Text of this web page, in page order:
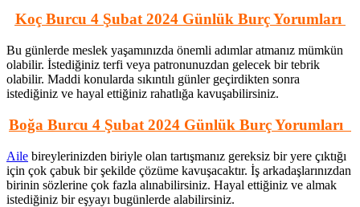
Koç Burcu 4 Şubat 2024 Günlük Burç Yorumları
Bu günlerde meslek yaşamınızda önemli adımlar atmanız mümkün
olabilir. İstediğiniz terfi veya patronunuzdan gelecek bir tebrik
olabilir. Maddi konularda sıkıntılı günler geçirdikten sonra
istediğiniz ve hayal ettiğiniz rahatlığa kavuşabilirsiniz.
Boğa Burcu 4 Şubat 2024 Günlük Burç Yorumları
Aile bireylerinizden biriyle olan tartışmanız gereksiz bir yere çıktığı
için çok çabuk bir şekilde çözüme kavuşacaktır. İş arkadaşlarınızdan
birinin sözlerine çok fazla alınabilirsiniz. Hayal ettiğiniz ve almak
istediğiniz bir eşyayı bugünlerde alabilirsiniz.